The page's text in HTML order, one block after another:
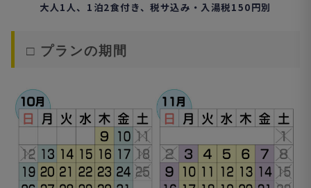
大人1人、1泊2食付き、税サ込み・入湯税150円別
□ プランの期間